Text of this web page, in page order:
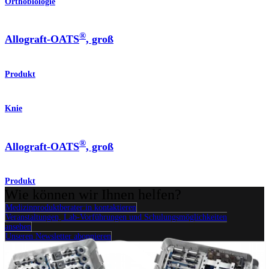
Allograft-OATS®, groß
Produkt
Knie
Allograft-OATS®, groß
Produkt
Medizinproduktberater:in kontaktieren
Veranstaltungen, Lab-Vorführungen und Schulungsmöglichkeiten
ansehen
Unseren Newsletter abonnieren
Besuchen Sie uns